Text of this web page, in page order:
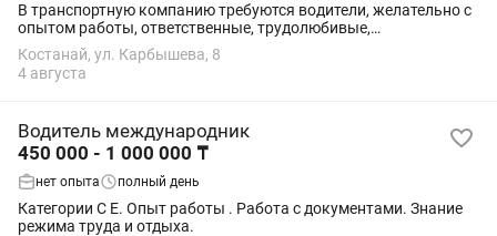
В транспортную компанию требуются водители, желательно с
опытом работы, ответственные, трудолюбивые,
международные грузоперевозки по СНГ, Казахстан-Россия,
все вопросы по телефону Сергей
Костанай, ул. Карбышева, 8
4 августа
Водитель международник
450 000 - 1 000 000 ₸
нет опыта полный день
Категории С Е. Опыт работы . Работа с документами. Знание
режима труда и отдыха.